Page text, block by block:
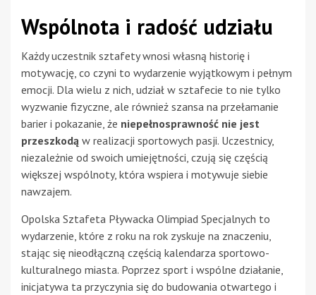
Wspólnota i radość udziału
Każdy uczestnik sztafety wnosi własną historię i
motywację, co czyni to wydarzenie wyjątkowym i pełnym
emocji. Dla wielu z nich, udział w sztafecie to nie tylko
wyzwanie fizyczne, ale również szansa na przełamanie
barier i pokazanie, że niepełnosprawność nie jest
przeszkodą w realizacji sportowych pasji. Uczestnicy,
niezależnie od swoich umiejętności, czują się częścią
większej wspólnoty, która wspiera i motywuje siebie
nawzajem.
Opolska Sztafeta Pływacka Olimpiad Specjalnych to
wydarzenie, które z roku na rok zyskuje na znaczeniu,
stając się nieodłączną częścią kalendarza sportowo-
kulturalnego miasta. Poprzez sport i wspólne działanie,
inicjatywa ta przyczynia się do budowania otwartego i